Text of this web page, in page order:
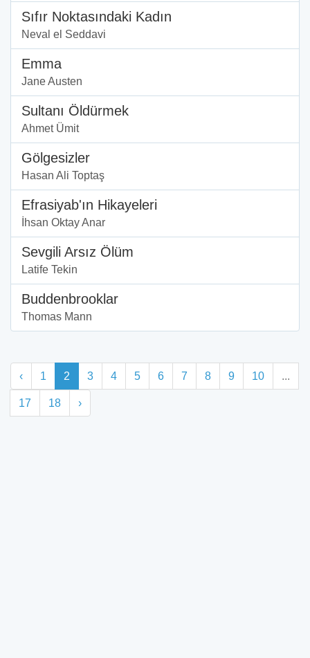
Sıfır Noktasındaki Kadın
Neval el Seddavi
Emma
Jane Austen
Sultanı Öldürmek
Ahmet Ümit
Gölgesizler
Hasan Ali Toptaş
Efrasiyab'ın Hikayeleri
İhsan Oktay Anar
Sevgili Arsız Ölüm
Latife Tekin
Buddenbrooklar
Thomas Mann
‹ 1 2 3 4 5 6 7 8 9 10 ...
17 18 ›